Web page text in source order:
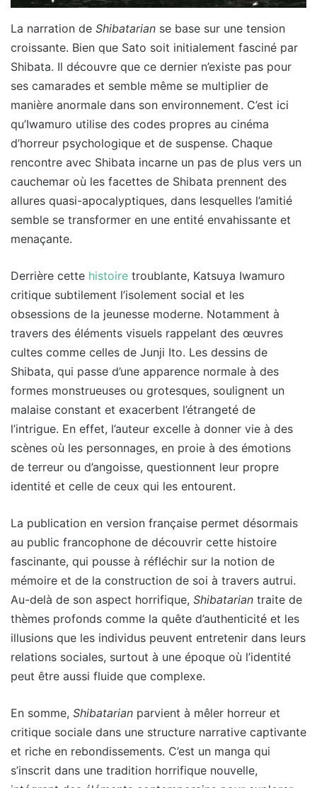
La narration de Shibatarian se base sur une tension
croissante. Bien que Sato soit initialement fasciné par
Shibata. Il découvre que ce dernier n’existe pas pour
ses camarades et semble même se multiplier de
manière anormale dans son environnement. C’est ici
qu’Iwamuro utilise des codes propres au cinéma
d’horreur psychologique et de suspense. Chaque
rencontre avec Shibata incarne un pas de plus vers un
cauchemar où les facettes de Shibata prennent des
allures quasi-apocalyptiques, dans lesquelles l’amitié
semble se transformer en une entité envahissante et
menaçante.
Derrière cette histoire troublante, Katsuya Iwamuro
critique subtilement l’isolement social et les
obsessions de la jeunesse moderne. Notamment à
travers des éléments visuels rappelant des œuvres
cultes comme celles de Junji Ito. Les dessins de
Shibata, qui passe d’une apparence normale à des
formes monstrueuses ou grotesques, soulignent un
malaise constant et exacerbent l’étrangeté de
l’intrigue. En effet, l’auteur excelle à donner vie à des
scènes où les personnages, en proie à des émotions
de terreur ou d’angoisse, questionnent leur propre
identité et celle de ceux qui les entourent.
La publication en version française permet désormais
au public francophone de découvrir cette histoire
fascinante, qui pousse à réfléchir sur la notion de
mémoire et de la construction de soi à travers autrui.
Au-delà de son aspect horrifique, Shibatarian traite de
thèmes profonds comme la quête d’authenticité et les
illusions que les individus peuvent entretenir dans leurs
relations sociales, surtout à une époque où l’identité
peut être aussi fluide que complexe.
En somme, Shibatarian parvient à mêler horreur et
critique sociale dans une structure narrative captivante
et riche en rebondissements. C’est un manga qui
s’inscrit dans une tradition horrifique nouvelle,